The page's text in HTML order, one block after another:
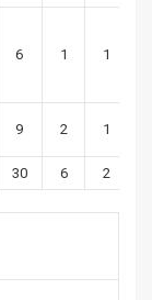
6 1 1
9 2 1
30 6 2